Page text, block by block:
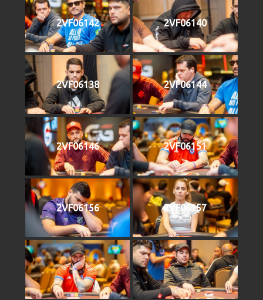
2VF06142 2VF06140
2VF06138 2VF06144
2VF06146 2VF06151
2VF06156 2VF06157